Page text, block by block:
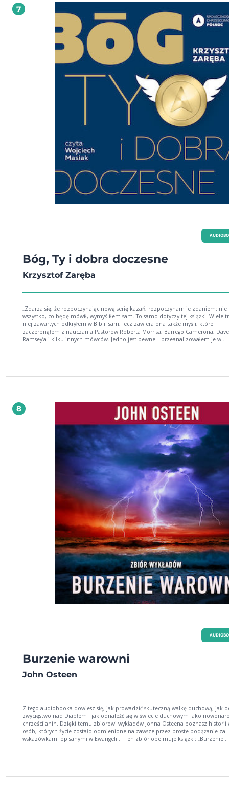
7
Bóg, Ty i dobra doczesne
Krzysztof Zaręba
„Zdarza się, że rozpoczynając nową serię kazań, rozpoczynam je zdaniem: nie
wszystko, co będę mówił, wymyśliłem sam. To samo dotyczy tej książki. Wiele
niej zawartych odkryłem w Biblii sam, lecz zawiera ona także myśli, które
zaczerpnąłem z nauczania Pastorów Roberta Morrisa, Barrego Camerona,
Ramsey’a i kilku innych mówców. Jedno jest pewne – przeanalizowałem je w
na tym polu porażkę, inni nie czerpią błogosławieństwa wynikającego z ich
doczesnymi, którymi Stwórca obdarza każdego.” Krzysztof Zaręba – autor
8
Burzenie warowni
John Osteen
Z tego audiobooka dowiesz się, jak prowadzić skuteczną walkę duchową; jak
zwycięstwo nad Diabłem i jak odnaleźć się w świecie duchowym jako
chrześcijanin. Dzięki temu zbiorowi wykładów Johna Osteena poznasz historii
osób, których życie zostało odmienione na zawsze przez proste podążanie za
wskazówkami opisanymi w Ewangelii. Ten zbiór obejmuje książki: „Burzenie
uzdrowienia i życia pełnego zwycięstwa, wiary i mocy. Założył kościół